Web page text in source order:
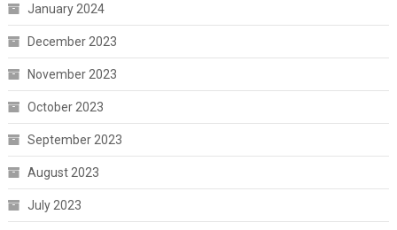
January 2024
December 2023
November 2023
October 2023
September 2023
August 2023
July 2023